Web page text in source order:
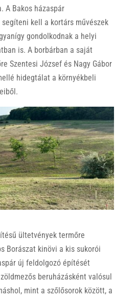
A Bakos házaspár
segíteni kell a kortárs művészek
gondolkodnak a helyi
is. A borbárban a saját
Szentesi József és Nagy Gábor
hidegtálat a környékbeli
ültetvények termőre
Borászat kinövi a kis sukorói
új feldolgozó építését
beruházásként valósul
mint a szőlősorok között, a